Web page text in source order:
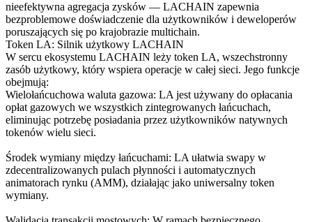
nieefektywna agregacja zysków — LACHAIN zapewnia
bezproblemowe doświadczenie dla użytkowników i deweloperów
poruszających się po krajobrazie multichain.
Token LA: Silnik użytkowy LACHAIN
W sercu ekosystemu LACHAIN leży token LA, wszechstronny
zasób użytkowy, który wspiera operacje w całej sieci. Jego funkcje
obejmują:
Wielołańcuchowa waluta gazowa: LA jest używany do opłacania
opłat gazowych we wszystkich zintegrowanych łańcuchach,
eliminując potrzebę posiadania przez użytkowników natywnych
tokenów wielu sieci.
Środek wymiany między łańcuchami: LA ułatwia swapy w
zdecentralizowanych pulach płynności i automatycznych
animatorach rynku (AMM), działając jako uniwersalny token
wymiany.